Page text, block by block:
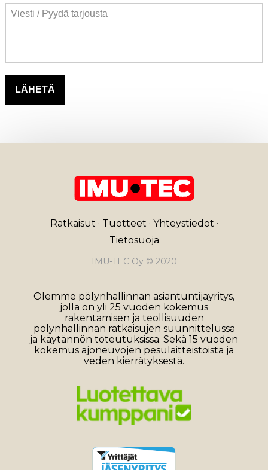
LÄHETÄ
Ratkaisut · Tuotteet · Yhteystiedot ·
Tietosuoja
IMU-TEC Oy © 2020
Olemme pölynhallinnan asiantuntijayritys,
jolla on yli 25 vuoden kokemus
rakentamisen ja teollisuuden
pölynhallinnan ratkaisujen suunnittelussa
ja käytännön toteutuksissa. Sekä 15 vuoden
kokemus ajoneuvojen pesulaitteistoista ja
veden kierrätyksestä.